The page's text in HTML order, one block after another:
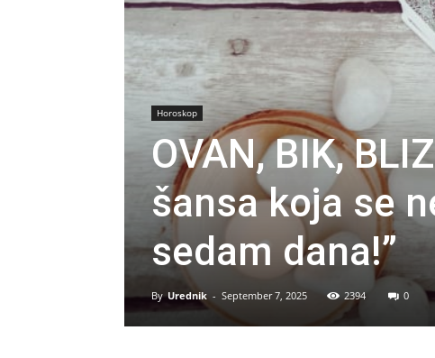
Horoskop
OVAN, BIK,
šansa koja se
sedam dana!”
By Urednik - September 7, 2025 2394 0